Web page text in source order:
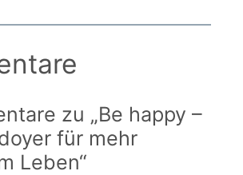
zu „Be happy –
für mehr
Leben“